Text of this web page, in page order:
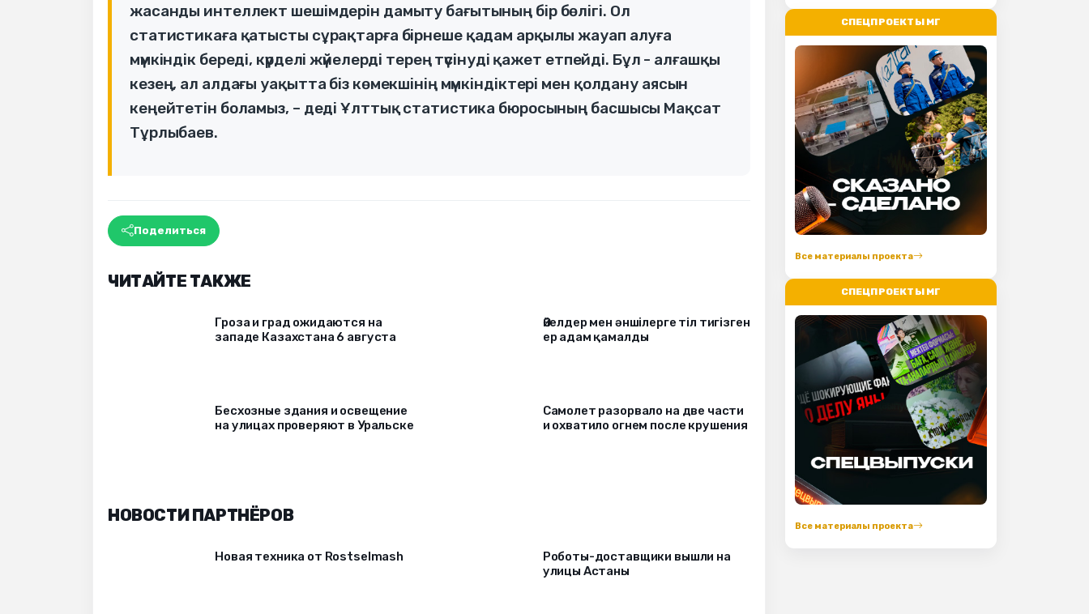
жасанды интеллект шешімдерін дамыту бағытының бір бөлігі. Ол
статистикаға қатысты сұрақтарға бірнеше қадам арқылы жауап алуға
мүмкіндік береді, күрделі жүйелерді терең түсінуді қажет етпейді. Бұл - алғашқы
кезең, ал алдағы уақытта біз көмекшінің мүмкіндіктері мен қолдану аясын
кеңейтетін боламыз, – деді Ұлттық статистика бюросының басшысы Мақсат
Тұрлыбаев.
Поделиться
ЧИТАЙТЕ ТАКЖЕ
Гроза и град ожидаются на
западе Казахстана 6 августа
Әйелдер мен әншілерге тіл тигізген
ер адам қамалды
Бесхозные здания и освещение
на улицах проверяют в Уральске
Самолет разорвало на две части
и охватило огнем после крушения
НОВОСТИ ПАРТНЁРОВ
Новая техника от Rostselmash
Роботы-доставщики вышли на
улицы Астаны
СПЕЦПРОЕКТЫ МГ
Все материалы проекта
СПЕЦПРОЕКТЫ МГ
Все материалы проекта